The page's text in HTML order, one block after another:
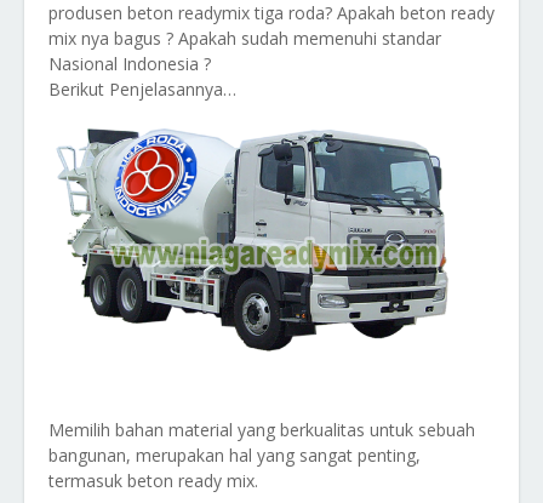
produsen beton readymix tiga roda? Apakah beton ready
mix nya bagus ? Apakah sudah memenuhi standar
Nasional Indonesia ?
Berikut Penjelasannya…
Memilih bahan material yang berkualitas untuk sebuah
bangunan, merupakan hal yang sangat penting,
termasuk beton ready mix.